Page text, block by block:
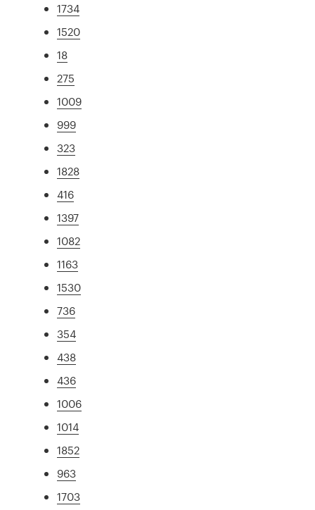
1734
1520
18
275
1009
999
323
1828
416
1397
1082
1163
1530
736
354
438
436
1006
1014
1852
963
1703